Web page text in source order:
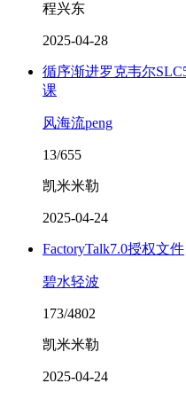
程兴东
2025-04-28
循序渐进罗克韦尔
课
风海流peng
13/655
凯米米勒
2025-04-24
FactoryTalk7.0授权文件
碧水轻波
173/4802
凯米米勒
2025-04-24